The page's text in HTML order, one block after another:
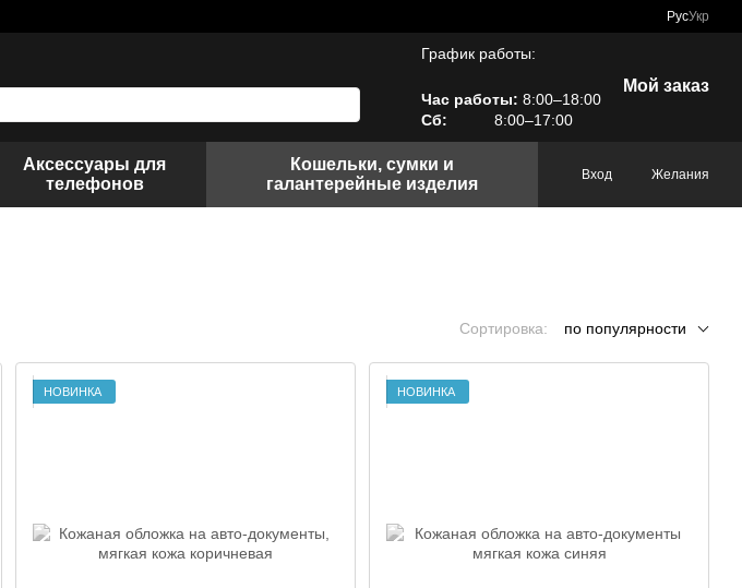
РусУкр
График работы:
Час работы: 8:00–18:00
Сб:
8:00–17:00
Мой заказ
Аксессуары для
телефонов
Кошельки, сумки и
галантерейные изделия
Вход Желания
Сортировка: по популярности
НОВИНКА НОВИНКА